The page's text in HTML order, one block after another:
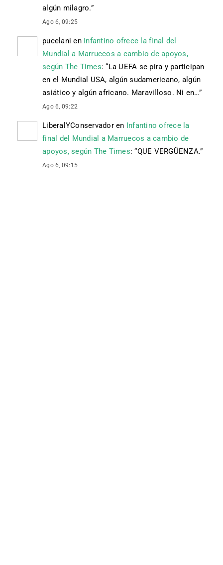
algún milagro.”
Ago 6, 09:25
pucelani en Infantino ofrece la final del
Mundial a Marruecos a cambio de apoyos,
según The Times: “La UEFA se pira y participan
en el Mundial USA, algún sudamericano, algún
asiático y algún africano. Maravilloso. Ni en…”
Ago 6, 09:22
LiberalYConservadoren Infantino ofrece la
final del Mundial a Marruecos a cambio de
apoyos, según The Times: “QUE VERGÜENZA.”
Ago 6, 09:15